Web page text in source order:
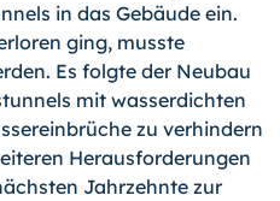
in das Gebäude ein.
ging, musste
Es folgte der Neubau
mit wasserdichten
zu verhindern
Herausforderungen
Jahrzehnte zur